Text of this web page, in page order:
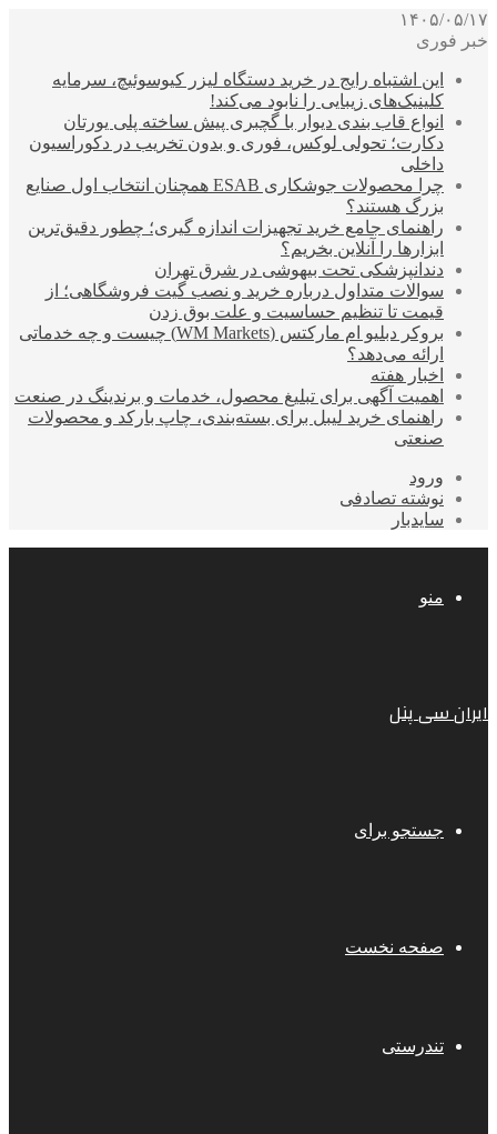
۱۴۰۵/۰۵/۱۷
خبر فوری
این اشتباه رایج در خرید دستگاه لیزر کیوسوئیچ، سرمایه
کلینیک‌های زیبایی را نابود می‌کند!
انواع قاب بندی دیوار با گچبری پیش ساخته پلی یورتان
دکارت؛ تحولی لوکس، فوری و بدون تخریب در دکوراسیون
داخلی
چرا محصولات جوشکاری ESAB همچنان انتخاب اول صنایع
بزرگ هستند؟
راهنمای جامع خرید تجهیزات اندازه گیری؛ چطور دقیق‌ترین
ابزارها را آنلاین بخریم؟
دندانپزشکی تحت بیهوشی در شرق تهران
سوالات متداول درباره خرید و نصب گیت فروشگاهی؛ از
قیمت تا تنظیم حساسیت و علت بوق زدن
بروکر دبلیو ام مارکتس (WM Markets) چیست و چه خدماتی
ارائه می‌دهد؟
اخبار هفته
اهمیت آگهی برای تبلیغ محصول، خدمات و برندینگ در صنعت
راهنمای خرید لیبل برای بسته‌بندی، چاپ بارکد و محصولات
صنعتی
ورود
نوشته تصادفی
سایدبار
منو
ایران سی پنل
جستجو برای
صفحه نخست
تندرستی